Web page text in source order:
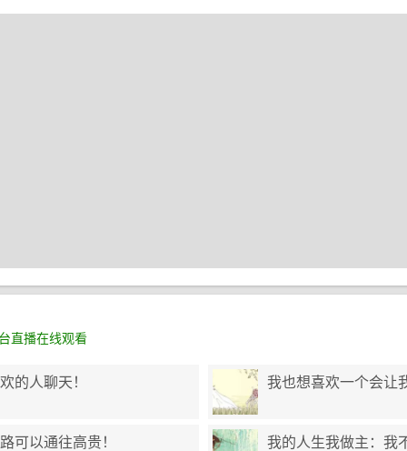
直播在线观看
的人聊天！ 我也想喜欢一个会让
可以通往高贵！ 我的人生我做主：我